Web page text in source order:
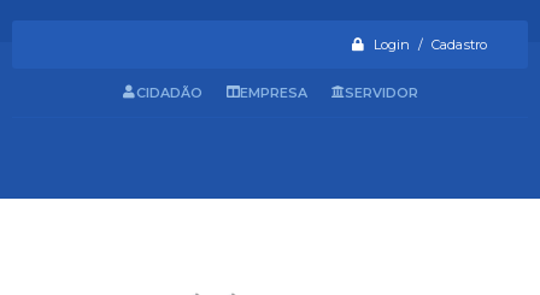
Login / Cadastro
CIDADÃO EMPRESA SERVIDOR